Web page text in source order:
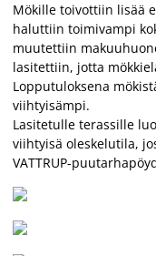
Mökille toivottiin lisää
haluttiin toimivampi
muutettiin
lasitettiin, jotta
Lopputuloksena
viihtyisämpi.
Lasitetulle terassille
viihtyisä oleskelutila,
VATTRUP-